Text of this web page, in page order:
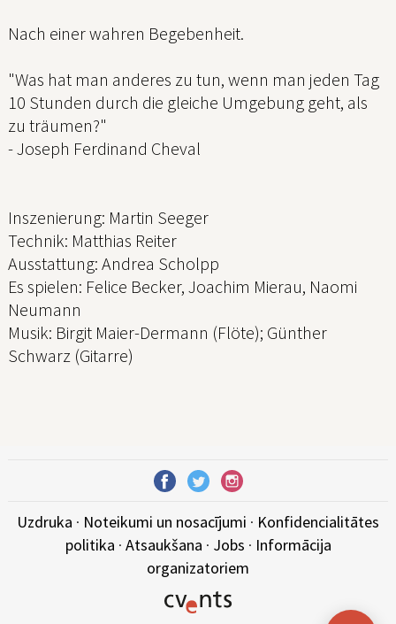
Nach einer wahren Begebenheit.
"Was hat man anderes zu tun, wenn man jeden Tag
10 Stunden durch die gleiche Umgebung geht, als
zu träumen?"
- Joseph Ferdinand Cheval
Inszenierung: Martin Seeger
Technik: Matthias Reiter
Ausstattung: Andrea Scholpp
Es spielen: Felice Becker, Joachim Mierau, Naomi
Neumann
Musik: Birgit Maier-Dermann (Flöte); Günther
Schwarz (Gitarre)
Uzdruka · Noteikumi un nosacījumi · Konfidencialitātes
politika · Atsaukšana · Jobs · Informācija
organizatoriem